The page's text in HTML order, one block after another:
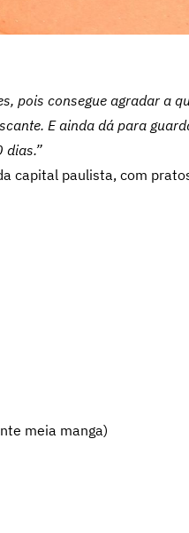
pois consegue agradar a
E ainda dá para
dias.”
capital paulista, com
meia manga)